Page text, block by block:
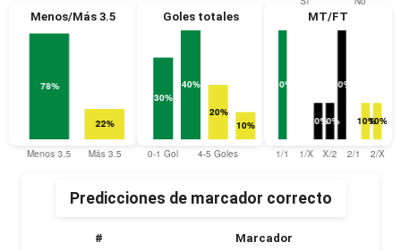
Menos/Más 3.5 Goles totales MT/FT
Predicciones de marcador correcto
#
Marcador